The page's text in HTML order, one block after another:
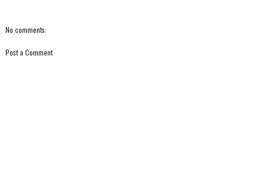
No comments:
Post a Comment